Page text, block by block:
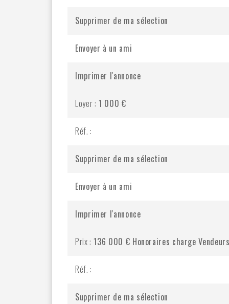
Supprimer de ma sélection
Envoyer à un ami
Imprimer l'annonce
Loyer : 1 000 €
Réf. :
Supprimer de ma sélection
Envoyer à un ami
Imprimer l'annonce
Prix : 136 000 € Honoraires charge
Réf. :
Supprimer de ma sélection